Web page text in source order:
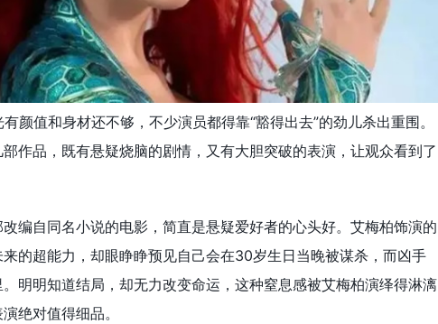
有颜值和身材还不够，不少演员都得靠“豁得出去”的劲儿杀出重围。
作品，既有悬疑烧脑的剧情，又有大胆突破的表演，让观众看到了
编自同名小说的电影，简直是悬疑爱好者的心头好。艾梅柏饰演的
的超能力，却眼睁睁预见自己会在30岁生日当晚被谋杀，而凶手
明明知道结局，却无力改变命运，这种窒息感被艾梅柏演绎得淋漓
绝对值得细品。